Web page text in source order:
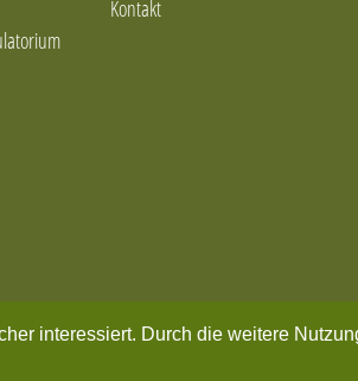
interessiert. Durch die weitere
Kontakt
Datenschutzerklärung AGB Kontakt